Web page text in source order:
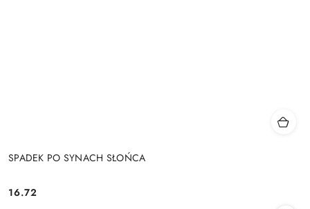
SPADEK PO SYNACH SŁOŃCA
Cena:
16.72